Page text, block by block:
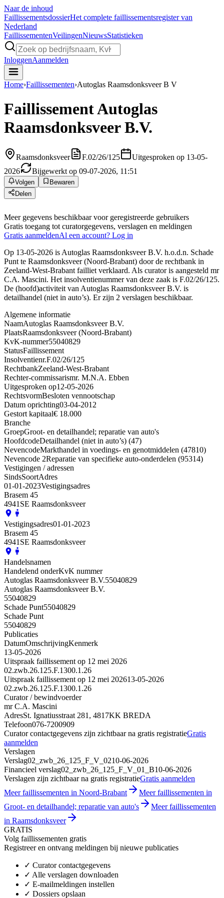
Naar de inhoud
FaillissementsdossierHet complete faillissementsregister van
Nederland
FaillissementenVeilingenNieuwsStatistieken
InloggenAanmelden
Home›Faillissementen›Autoglas Raamsdonksveer B V
FaillissementAutoglas
Raamsdonksveer B.V.
Raamsdonksveer F.02/26/125
Uitgesproken op 13-05-
2026
Bijgewerkt op 09-07-2026, 11:51
Volgen
Bewaren
Delen
Meer gegevens beschikbaar voor geregistreerde gebruikers
Gratis toegang tot curatorgegevens, verslagen en meldingen
Gratis aanmeldenAl een account? Log in
Op 13-05-2026 is Autoglas Raamsdonksveer B.V. h.o.d.n. Schade
Punt te Raamsdonksveer (Noord-Brabant) door de rechtbank in
Zeeland-West-Brabant failliet verklaard. Als curator is aangesteld mr
C.A. Mascini. Het insolventienummer van deze zaak is F.02/26/125.
De (hoofd)activiteit van Autoglas Raamsdonksveer B.V. is
detailhandel (niet in auto’s). Er zijn 2 verslagen beschikbaar.
Algemene informatie
NaamAutoglas Raamsdonksveer B.V.
PlaatsRaamsdonksveer (Noord-Brabant)
KvK-nummer55040829
StatusFaillissement
Insolventienr.F.02/26/125
RechtbankZeeland-West-Brabant
Rechter-commissarismr. M.N.A. Ebben
Uitgesproken op12-05-2026
RechtsvormBesloten vennootschap
Datum oprichting03-04-2012
Gestort kapitaal€ 18.000
Branche
GroepGroot- en detailhandel; reparatie van auto's
HoofdcodeDetailhandel (niet in auto’s) (47)
NevencodeMarkthandel in voedings- en genotmiddelen (47810)
Nevencode 2Reparatie van specifieke auto-onderdelen (95314)
Vestigingen / adressen
SindsSoortAdres
01-01-2023Vestigingsadres
Brasem 45
4941SE Raamsdonksveer
Vestigingsadres01-01-2023
Brasem 45
4941SE Raamsdonksveer
Handelsnamen
Handelend onderKvK nummer
Autoglas Raamsdonksveer B.V.55040829
Autoglas Raamsdonksveer B.V.
55040829
Schade Punt55040829
Schade Punt
55040829
Publicaties
DatumOmschrijvingKenmerk
13-05-2026
Uitspraak faillissement op 12 mei 2026
02.zwb.26.125.F.1300.1.26
Uitspraak faillissement op 12 mei 202613-05-2026
02.zwb.26.125.F.1300.1.26
Curator / bewindvoerder
mr C.A. Mascini
AdresSt. Ignatiusstraat 281, 4817KK BREDA
Telefoon076-7200909
Curator contactgegevens zijn zichtbaar na gratis registratieGratis
aanmelden
Verslagen
Verslag02_zwb_26_125_F_V_0210-06-2026
Financieel verslag02_zwb_26_125_F_V_01_B10-06-2026
Verslagen zijn zichtbaar na gratis registratieGratis aanmelden
Meer faillissementen in Noord-Brabant
Meer faillissementen in
Groot- en detailhandel; reparatie van auto's
Meer faillissementen
in Raamsdonksveer
GRATIS
Volg faillissementen gratis
Registreer en ontvang meldingen bij nieuwe publicaties
✓ Curator contactgegevens
✓ Alle verslagen downloaden
✓ E-mailmeldingen instellen
✓ Dossiers opslaan